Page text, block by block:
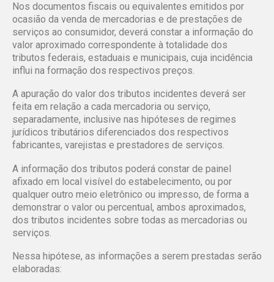
Nos documentos fiscais ou equivalentes emitidos por
ocasião da venda de mercadorias e de prestações de
serviços ao consumidor, deverá constar a informação do
valor aproximado correspondente à totalidade dos
tributos federais, estaduais e municipais, cuja incidência
influi na formação dos respectivos preços.
A apuração do valor dos tributos incidentes deverá ser
feita em relação a cada mercadoria ou serviço,
separadamente, inclusive nas hipóteses de regimes
jurídicos tributários diferenciados dos respectivos
fabricantes, varejistas e prestadores de serviços.
A informação dos tributos poderá constar de painel
afixado em local visível do estabelecimento, ou por
qualquer outro meio eletrônico ou impresso, de forma a
demonstrar o valor ou percentual, ambos aproximados,
dos tributos incidentes sobre todas as mercadorias ou
serviços.
Nessa hipótese, as informações a serem prestadas serão
elaboradas: